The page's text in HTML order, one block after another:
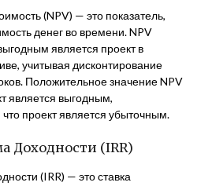
(NPV) — это показатель,
денег во времени. NPV
является проект в
учитывая дисконтирование
Положительное значение NPV
является выгодным,
проект является убыточным.
Доходности (IRR)
(IRR) — это ставка